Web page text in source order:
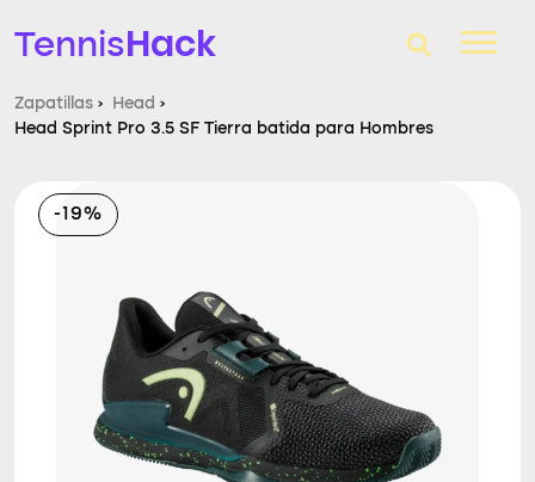
TennisHack
T-Finder
Raquetas de tenis
Comparador
Consultorio
Blog
Zapatillas › Head ›
Head Sprint Pro 3.5 SF Tierra batida para Hombres
-19%